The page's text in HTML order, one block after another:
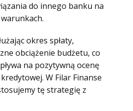
do innego banku na
okres spłaty,
obciążenie budżetu, co
na pozytywną ocenę
W Filar Finanse
tę strategię z